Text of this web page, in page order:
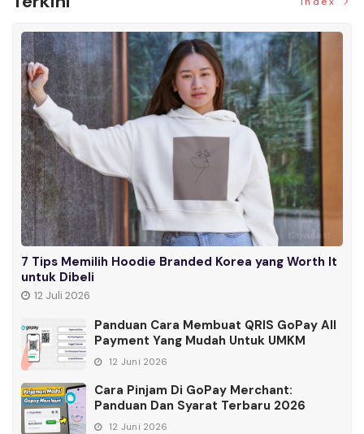
7 Tips Memilih Hoodie Branded Korea yang Worth It
untuk Dibeli
12 Juli 2026
Panduan Cara Membuat QRIS GoPay All
Payment Yang Mudah Untuk UMKM
12 Juni 2026
Cara Pinjam Di GoPay Merchant:
Panduan Dan Syarat Terbaru 2026
12 Juni 2026